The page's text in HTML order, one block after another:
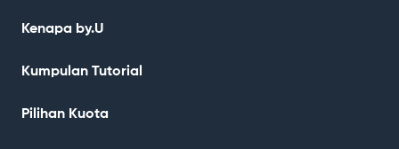
Kenapa by.U
Kumpulan Tutorial
Pilihan Kuota